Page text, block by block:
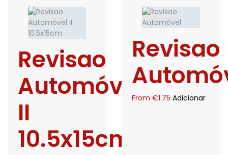
Revisao
Automóvel
II
10.5x15cm
Revisao
From €1.75 Adicionar